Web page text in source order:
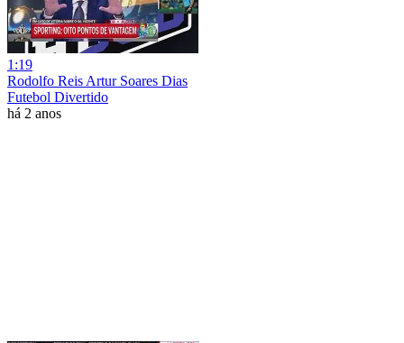
1:19
Rodolfo Reis Artur Soares Dias
Futebol Divertido
há 2 anos